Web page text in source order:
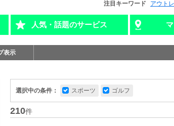
注目キーワード アウト
人気・話題のサービス
表示
選択中の条件： スポーツ ゴルフ
210件